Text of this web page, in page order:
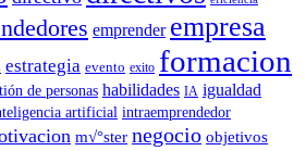
emprender empresa
estrategia evento exito formacion
de personas habilidades IA igualdad
artificial intraemprendedor
m√°ster negocio objetivos